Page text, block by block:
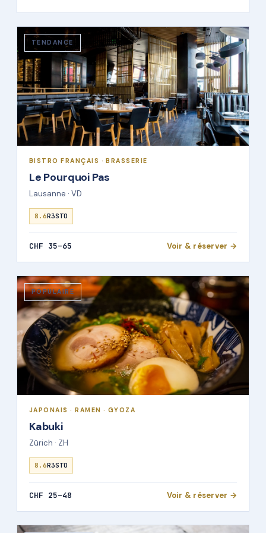
TENDANCE
BISTRO FRANÇAIS · BRASSERIE
Le Pourquoi Pas
Lausanne · VD
8.6R3STO
CHF 35–65 Voir & réserver →
POPULAIRE
JAPONAIS · RAMEN · GYOZA
Kabuki
Zürich · ZH
8.6R3STO
CHF 25–48 Voir & réserver →